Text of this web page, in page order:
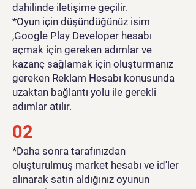
dahilinde iletişime geçilir.
*Oyun için düşündüğünüz isim
,Google Play Developer hesabı
açmak için gereken adımlar ve
kazanç sağlamak için oluşturmanız
gereken Reklam Hesabı konusunda
uzaktan bağlantı yolu ile gerekli
adımlar atılır.
02
*Daha sonra tarafınızdan
oluşturulmuş market hesabı ve id'ler
alınarak satın aldığınız oyunun